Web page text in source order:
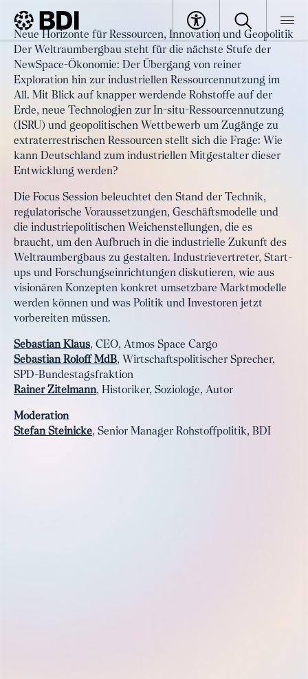
BDI Veranstaltungen
Veranstaltung
Space Mining – Neue Horizonte
für Ressourcen, Innovation und
Geopolitik
Neue Horizonte für Ressourcen, Innovation und Geopolitik
Der Weltraumbergbau steht für die nächste Stufe der
NewSpace-Ökonomie: Der Übergang von reiner
Exploration hin zur industriellen Ressourcennutzung im
All. Mit Blick auf knapper werdende Rohstoffe auf der
Erde, neue Technologien zur In-situ-Ressourcennutzung
(ISRU) und geopolitischen Wettbewerb um Zugänge zu
extraterrestrischen Ressourcen stellt sich die Frage: Wie
kann Deutschland zum industriellen Mitgestalter dieser
Entwicklung werden?
Die Focus Session beleuchtet den Stand der Technik,
regulatorische Voraussetzungen, Geschäftsmodelle und
die industriepolitischen Weichenstellungen, die es
braucht, um den Aufbruch in die industrielle Zukunft des
Weltraumbergbaus zu gestalten. Industrievertreter, Start-
ups und Forschungseinrichtungen diskutieren, wie aus
visionären Konzepten konkret umsetzbare Marktmodelle
werden können und was Politik und Investoren jetzt
vorbereiten müssen.
Sebastian Klaus, CEO, Atmos Space Cargo
Sebastian Roloff MdB, Wirtschaftspolitischer Sprecher,
SPD-Bundestagsfraktion
Rainer Zitelmann, Historiker, Soziologe, Autor
Moderation
Stefan Steinicke, Senior Manager Rohstoffpolitik, BDI